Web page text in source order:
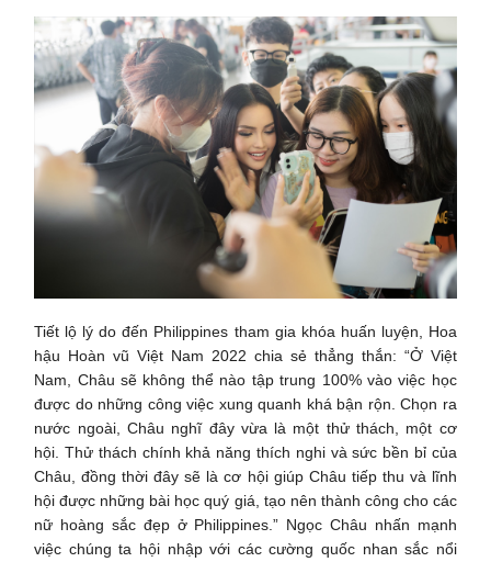
Tiết lộ lý do đến Philippines tham gia khóa huấn luyện, Hoa
hậu Hoàn vũ Việt Nam 2022 chia sẻ thẳng thắn: “Ở Việt
Nam, Châu sẽ không thể nào tập trung 100% vào việc học
được do những công việc xung quanh khá bận rộn. Chọn ra
nước ngoài, Châu nghĩ đây vừa là một thử thách, một cơ
hội. Thử thách chính khả năng thích nghi và sức bền bỉ của
Châu, đồng thời đây sẽ là cơ hội giúp Châu tiếp thu và lĩnh
hội được những bài học quý giá, tạo nên thành công cho các
nữ hoàng sắc đẹp ở Philippines.” Ngọc Châu nhấn mạnh
việc chúng ta hội nhập với các cường quốc nhan sắc nổi